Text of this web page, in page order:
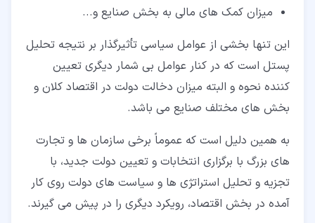
میزان کمک های مالی به بخش صنایع و...
این تنها بخشی از عوامل سیاسی تأثیرگذار بر نتیجه تحلیل
پستل است که در کنار عوامل بی شمار دیگری تعیین
کننده نحوه و البته میزان دخالت دولت در اقتصاد کلان و
بخش های مختلف صنایع می باشد.
به همین دلیل است که عموماً برخی سازمان ها و تجارت
های بزرگ با برگزاری انتخابات و تعیین دولت جدید، با
تجزیه و تحلیل استراتژی ها و سیاست های دولت روی کار
آمده در بخش اقتصاد، رویکرد دیگری را در پیش می گیرند.